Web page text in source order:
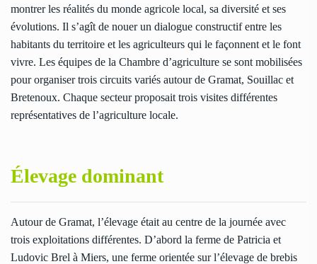
montrer les réalités du monde agricole local, sa diversité et ses
évolutions. Il s’agît de nouer un dialogue constructif entre les
habitants du territoire et les agriculteurs qui le façonnent et le font
vivre. Les équipes de la Chambre d’agriculture se sont mobilisées
pour organiser trois circuits variés autour de Gramat, Souillac et
Bretenoux. Chaque secteur proposait trois visites différentes
représentatives de l’agriculture locale.
Élevage dominant
Autour de Gramat, l’élevage était au centre de la journée avec
trois exploitations différentes. D’abord la ferme de Patricia et
Ludovic Brel à Miers, une ferme orientée sur l’élevage de brebis